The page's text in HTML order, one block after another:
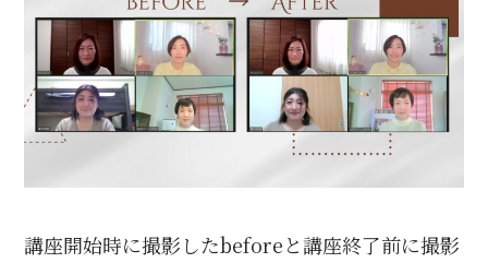
講座開始時に撮影したbeforeと講座終了前に撮影